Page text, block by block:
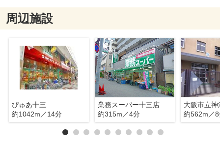
周辺施設
ぴゅあ十三
約1042m／14分
業務スーパー十三店
約315m／4分
大阪市立神
約562m／